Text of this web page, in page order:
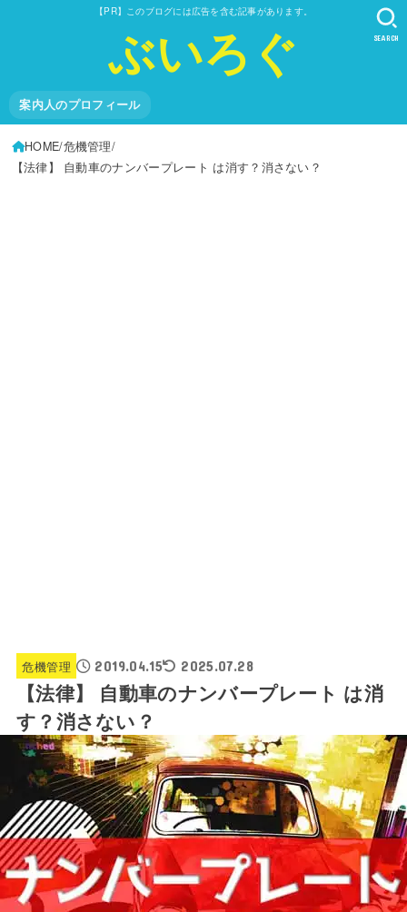
【PR】このブログには広告を含む記事があります。
ぶいろぐ
案内人のプロフィール
SEARCH
HOME 危機管理
【法律】 自動車のナンバープレート は消す？消さない？
危機管理 2019.04.15 2025.07.28
【法律】 自動車のナンバープレート は消
す？消さない？